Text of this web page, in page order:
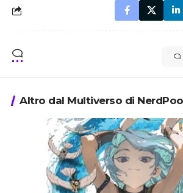
Altro dal Multiverso di